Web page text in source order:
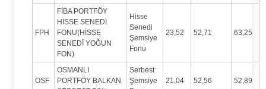
FPH
FİBA PORTFÖY
HİSSE SENEDİ
FONU(HİSSE
SENEDİ YOĞUN
FON)
Hisse
Senedi
Şemsiye
Fonu
23,52 52,71 63,25
OSF
OSMANLI
PORTFÖY BALKAN
Serbest
Şemsiye
21,04 52,56 52,89